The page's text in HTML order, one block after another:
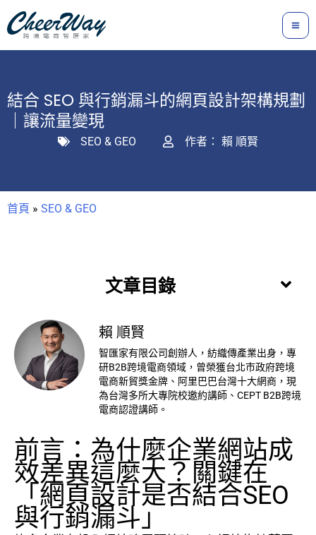
至
主
內
容
結合 SEO 與行銷漏斗的網頁設計架構規劃
｜讓流量變現
SEO & GEO 作者： 賴 順賢
首頁 » SEO & GEO
文章目錄
賴 順賢
智匯家有限公司創辦人，紡織傳產業出身，專
研B2B跨境電商領域，曾榮獲台北市政府跨境
電商新貿獎金牌、阿里巴巴台灣十大網商，現
為台灣多所大專院校邀約講師、CEPT B2B跨境
電商認證講師。
前言：為什麼企業網站成
效差異這麼大？關鍵在
「網頁設計是否結合SEO
與行銷漏斗」